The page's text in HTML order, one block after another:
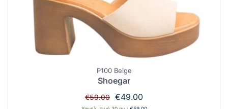
P100 Beige
Shoegar
€59.00 Original
€49.00